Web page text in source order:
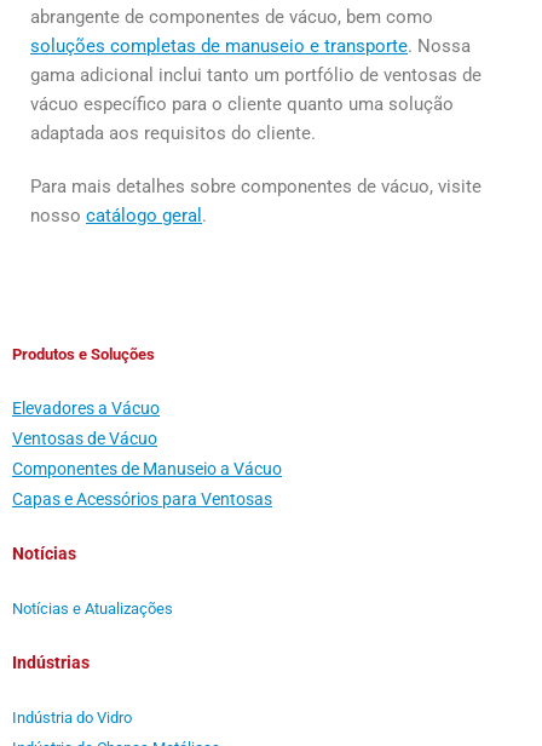
abrangente de componentes de vácuo, bem como
soluções completas de manuseio e transporte. Nossa
gama adicional inclui tanto um portfólio de ventosas de
vácuo específico para o cliente quanto uma solução
adaptada aos requisitos do cliente.
Para mais detalhes sobre componentes de vácuo, visite
nosso catálogo geral .
Produtos e Soluções
Elevadores a Vácuo
Ventosas de Vácuo
Componentes de Manuseio a Vácuo
Capas e Acessórios para Ventosas
Notícias
Notícias e Atualizações
Indústrias
Indústria do Vidro